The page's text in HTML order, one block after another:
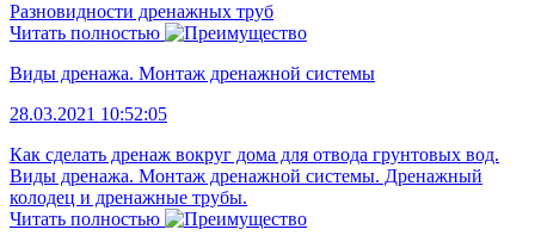
Разновидности дренажных труб
Читать полностью
Виды дренажа. Монтаж дренажной системы
28.03.2021 10:52:05
Как сделать дренаж вокруг дома для отвода грунтовых вод.
Виды дренажа. Монтаж дренажной системы. Дренажный
колодец и дренажные трубы.
Читать полностью